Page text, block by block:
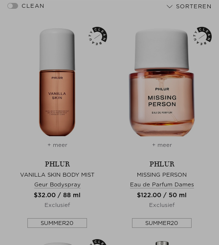
SORTEREN
+ meer
PHLUR
VANILLA SKIN BODY MIST
Geur Bodyspray
$‌32.00 / 88 ml
Exclusief
SUMMER20
+ meer
PHLUR
MISSING PERSON
Eau de Parfum Dames
$‌122.00 / 50 ml
Exclusief
SUMMER20